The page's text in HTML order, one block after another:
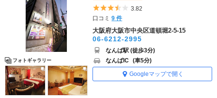
フォトギャラリー
5つ星のうち3.5
3.82
口コミ9 件
大阪府大阪市中央区道頓堀2-5-15
06-6212-2995
なんば駅 (徒歩3分)
なんばIC (車5分)
Googleマップで開く